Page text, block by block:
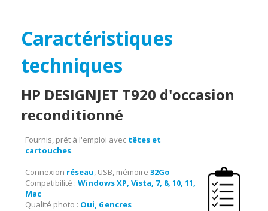
Caractéristiques
techniques
HP DESIGNJET T920 d'occasion
reconditionné
Fournis, prêt à l'emploi avec têtes et
cartouches.
Connexion réseau, USB, mémoire 32Go
Compatibilité : Windows XP, Vista, 7, 8, 10, 11,
Mac
Qualité photo : Oui, 6 encres